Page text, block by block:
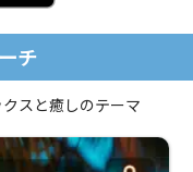
チ
スと癒しのテーマ